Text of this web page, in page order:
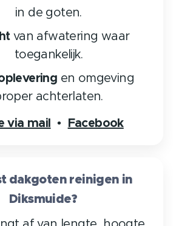
in de goten.
van afwatering waar
toegankelijk.
en omgeving
achterlaten.
via mail • Facebook
dakgoten reinigen in
Diksmuide?